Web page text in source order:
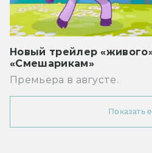
Новый трейлер
«Смешарикам»
Премьера в августе.
Показать